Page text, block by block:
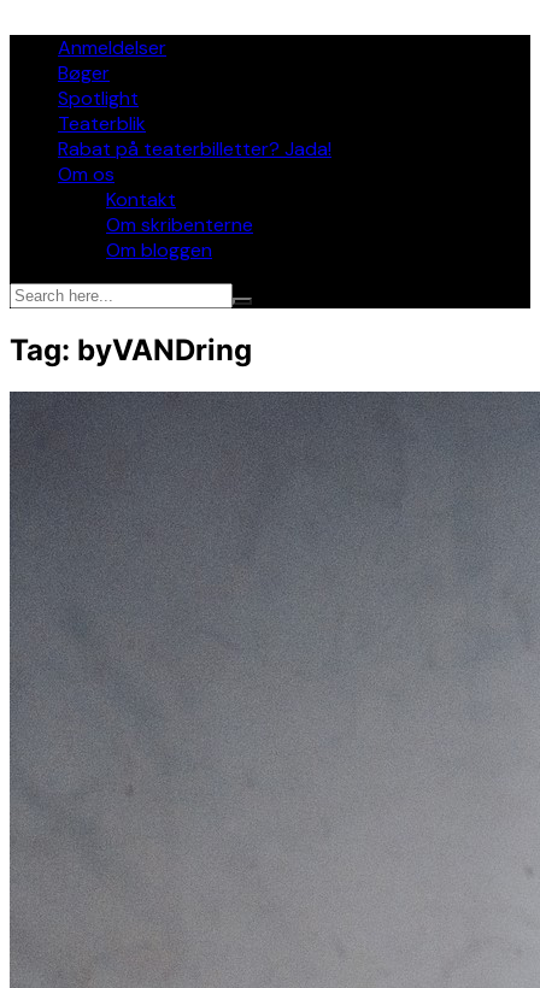
Anmeldelser
Bøger
Spotlight
Teaterblik
Rabat på teaterbilletter? Jada!
Om os
Kontakt
Om skribenterne
Om bloggen
Tag: byVANDring